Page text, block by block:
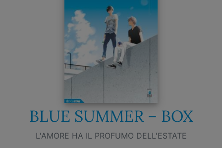
BLUE SUMMER – BOX
L'AMORE HA IL PROFUMO DELL'ESTATE